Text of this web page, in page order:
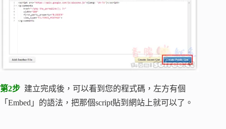
第2步 建立完成後，可以看到您的程式碼，左方有個
「Embed」的語法，把那個script貼到網站上就可以了。